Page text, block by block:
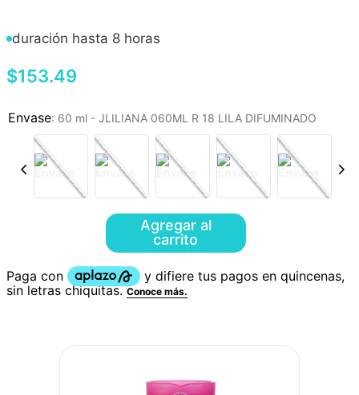
duración hasta 8 horas
$153.49
: 60 ml - JLILIANA 060ML R 18 LILA DIFUMINADO
Agregar al
carrito